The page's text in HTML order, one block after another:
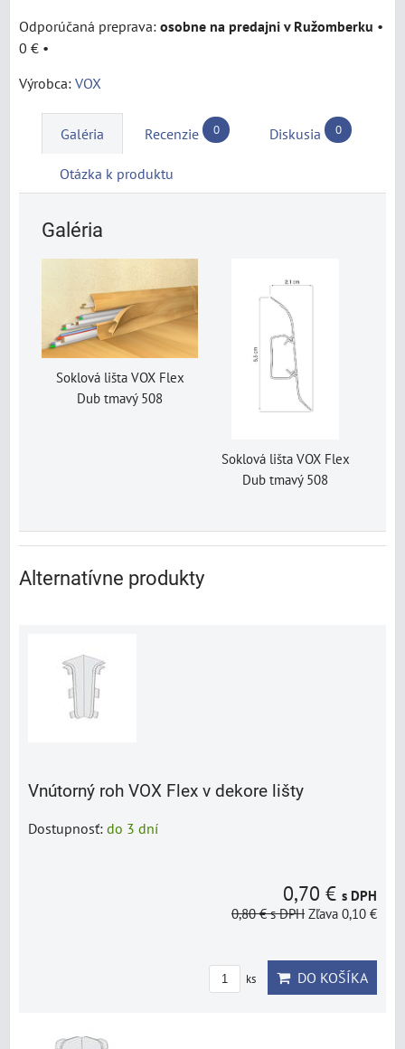
osobne na predajni v Ružomberku •
0 € •
Výrobca: VOX
Galéria Recenzie 0 Diskusia 0
Otázka k produktu
Galéria
Soklová lišta VOX Flex
Dub tmavý 508
Soklová lišta VOX Flex
Dub tmavý 508
Alternatívne produkty
Vnútorný roh VOX Flex v dekore lišty
Dostupnosť: do 3 dní
0,70 € s DPH
0,80 €s DPH Zľava 0,10 €
ks DO KOŠÍKA